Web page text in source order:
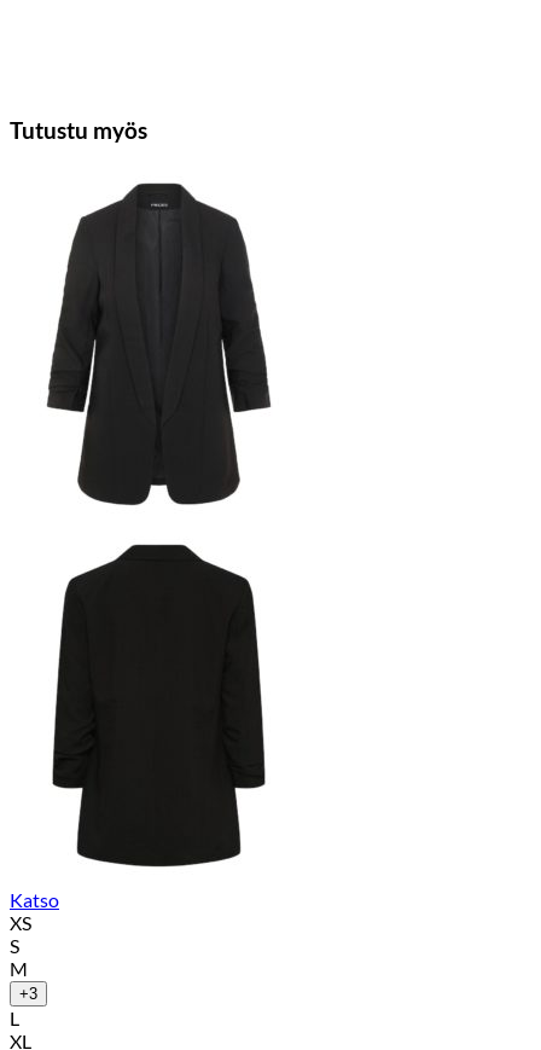
Tutustu myös
Katso
XS
S
M
+3
L
XL